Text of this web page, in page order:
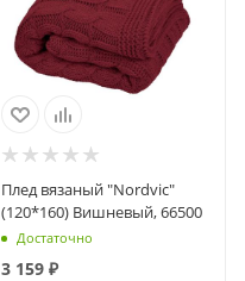
Плед вязаный "Nordvic"
(120*160) Вишневый, 66500
Достаточно
3 159₽